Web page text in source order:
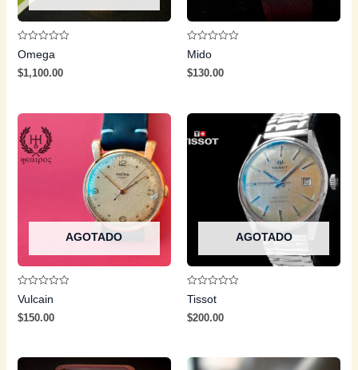
Valorado
con
0
de
Omega
$1,100.00
Valorado
con
0
de
Mido
$130.00
AGOTADO
Valorado
con
0
de
Vulcain
$150.00
AGOTADO
Valorado
con
0
de
Tissot
$200.00